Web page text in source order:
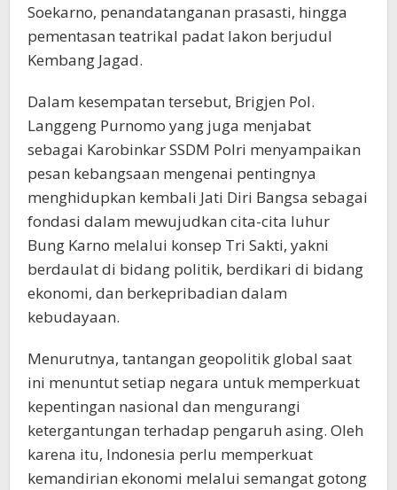
Soekarno, penandatanganan prasasti, hingga
pementasan teatrikal padat lakon berjudul
Kembang Jagad.
Dalam kesempatan tersebut, Brigjen Pol.
Langgeng Purnomo yang juga menjabat
sebagai Karobinkar SSDM Polri menyampaikan
pesan kebangsaan mengenai pentingnya
menghidupkan kembali Jati Diri Bangsa sebagai
fondasi dalam mewujudkan cita-cita luhur
Bung Karno melalui konsep Tri Sakti, yakni
berdaulat di bidang politik, berdikari di bidang
ekonomi, dan berkepribadian dalam
kebudayaan.
Menurutnya, tantangan geopolitik global saat
ini menuntut setiap negara untuk memperkuat
kepentingan nasional dan mengurangi
ketergantungan terhadap pengaruh asing. Oleh
karena itu, Indonesia perlu memperkuat
kemandirian ekonomi melalui semangat gotong